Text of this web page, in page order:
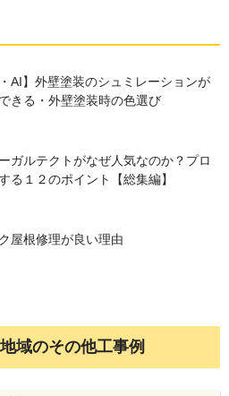
業のスーパーガルテクト
属屋根で耐久性も高く、
屋根材です。
・AI】外壁塗装のシュミレーションが
きる・外壁塗装時の色選び
ガルテクトがなぜ人気なのか？プロ
る１２のポイント【総集編】
屋根修理が良い理由
域のその他工事例